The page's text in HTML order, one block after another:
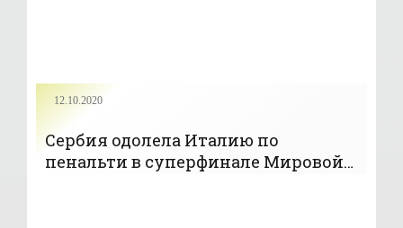
12.10.2020
Сербия одолела Италию по
пенальти в суперфинале Мировой